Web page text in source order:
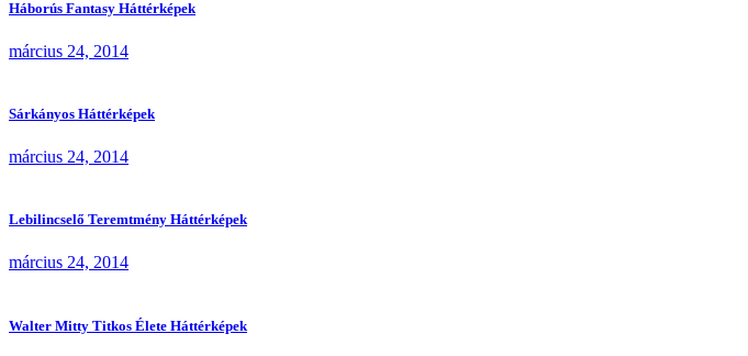
Háborús Fantasy Háttérképek
március 24, 2014
Sárkányos Háttérképek
március 24, 2014
Lebilincselő Teremtmény Háttérképek
március 24, 2014
Walter Mitty Titkos Élete Háttérképek